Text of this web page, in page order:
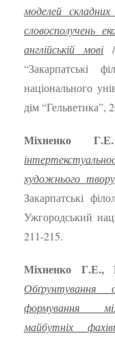
моделей складних
словосполучень
англійській мові
“Закарпатські
національного
дім
Міхненко Г.Е.
художнього твору
Закарпатські
Ужгородський
211-215.
Міхненко Г.Е.,
Обґрунтування
формування
майбутніх